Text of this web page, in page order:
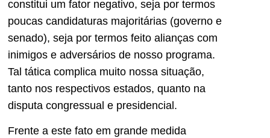
constitui um fator negativo, seja por termos
poucas candidaturas majoritárias (governo e
senado), seja por termos feito alianças com
inimigos e adversários de nosso programa.
Tal tática complica muito nossa situação,
tanto nos respectivos estados, quanto na
disputa congressual e presidencial.
Frente a este fato em grande medida